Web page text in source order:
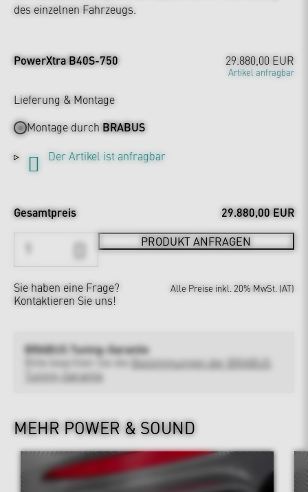
des einzelnen Fahrzeugs.
PowerXtra B40S-750 29.880,00 EUR
Artikel anfragbar
Lieferung & Montage
Montage durchBRABUS
Der Artikel ist anfragbar
Gesamtpreis 29.880,00 EUR
PRODUKT ANFRAGEN
Sie haben eine Frage?
Kontaktieren Sie uns!
Alle Preise inkl. 20% MwSt. (AT)
BRABUS Tuning-Garantie
Bitte beachten Sie die
Bestimmungen der BRABUS
Tuning-Garantie
MEHR POWER & SOUND